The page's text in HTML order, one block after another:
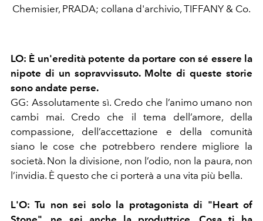
Chemisier, PRADA; collana d'archivio, TIFFANY & Co.
LO: È un'eredità potente da portare con sé essere la
nipote di un sopravvissuto. Molte di queste storie
sono andate perse.
GG: Assolutamente sì. Credo che l’animo umano non
cambi mai. Credo che il tema dell’amore, della
compassione, dell’accettazione e della comunità
siano le cose che potrebbero rendere migliore la
società. Non la divisione, non l’odio, non la paura, non
l’invidia. È questo che ci porterà a una vita più bella.
L'O:Tu non sei solo la protagonista di "Heart of